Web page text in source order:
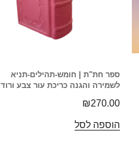
ספר חת"ת | חומש-תהילים-תניא
לשמירה והגנה כריכת עור צבע ורוד
₪270.00
הוספה לסל